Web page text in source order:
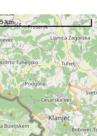
5 km